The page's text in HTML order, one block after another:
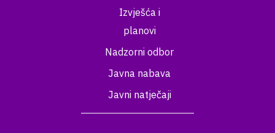
Izvješća i
planovi
Nadzorni odbor
Javna nabava
Javni natječaji